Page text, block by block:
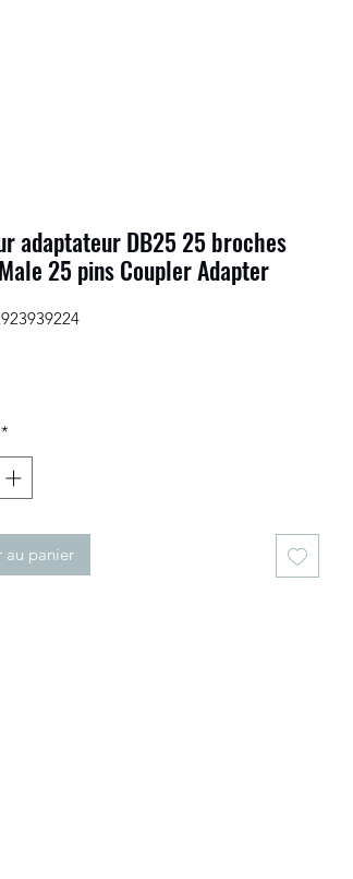
adaptateur DB25 25 broches
25 pins Coupler Adapter
*
au panier